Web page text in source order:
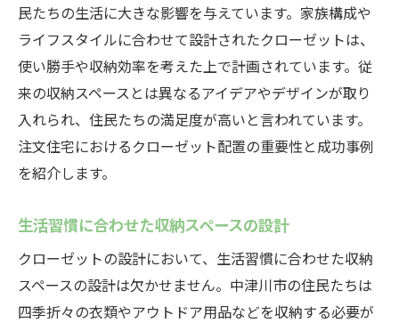
民たちの生活に大きな影響を与えています。家族構成や
ライフスタイルに合わせて設計されたクローゼットは、
使い勝手や収納効率を考えた上で計画されています。従
来の収納スペースとは異なるアイデアやデザインが取り
入れられ、住民たちの満足度が高いと言われています。
注文住宅におけるクローゼット配置の重要性と成功事例
を紹介します。
生活習慣に合わせた収納スペースの設計
クローゼットの設計において、生活習慣に合わせた収納
スペースの設計は欠かせません。中津川市の住民たちは
四季折々の衣類やアウトドア用品などを収納する必要が